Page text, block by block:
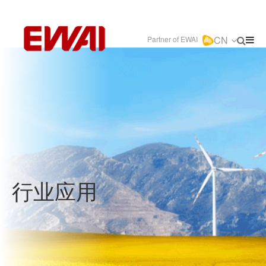
Partner of EWAI CN
行业应用